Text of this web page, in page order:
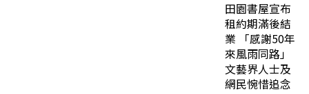
田園書屋宣布
租約期滿後結
業 「感謝50年
來風雨同路」
文藝界人士及
網民惋惜追念